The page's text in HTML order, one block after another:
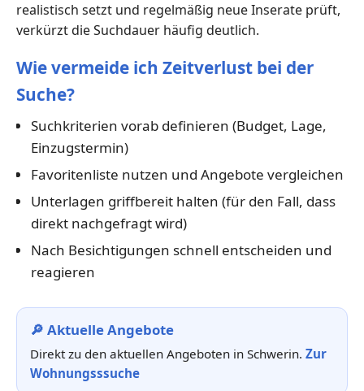
realistisch setzt und regelmäßig neue Inserate prüft,
verkürzt die Suchdauer häufig deutlich.
Wie vermeide ich Zeitverlust bei der
Suche?
Suchkriterien vorab definieren (Budget, Lage,
Einzugstermin)
Favoritenliste nutzen und Angebote vergleichen
Unterlagen griffbereit halten (für den Fall, dass
direkt nachgefragt wird)
Nach Besichtigungen schnell entscheiden und
reagieren
🔎 Aktuelle Angebote
Direkt zu den aktuellen Angeboten in Schwerin. Zur
Wohnungsssuche